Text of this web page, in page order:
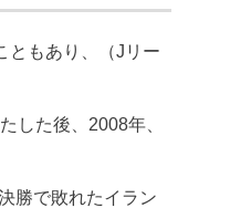
ともあり、（Jリー
した後、2008年、
勝で敗れたイラン